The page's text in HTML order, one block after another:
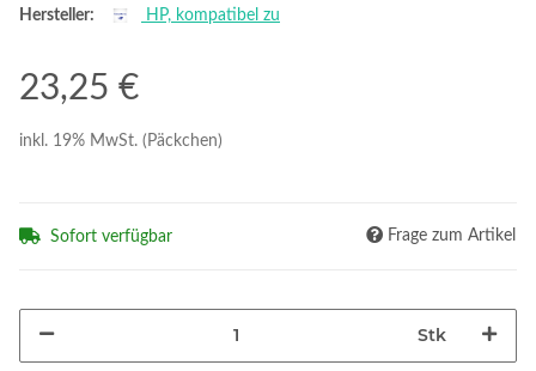
Hersteller:
HP, kompatibel zu
23,25 €
inkl. 19% MwSt. (Päckchen)
Sofort verfügbar Frage zum Artikel
Stk